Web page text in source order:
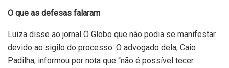
O que as defesas falaram
Luiza disse ao jornal O Globo que não podia se manifestar
devido ao sigilo do processo. O advogado dela, Caio
Padilha, informou por nota que “não é possível tecer